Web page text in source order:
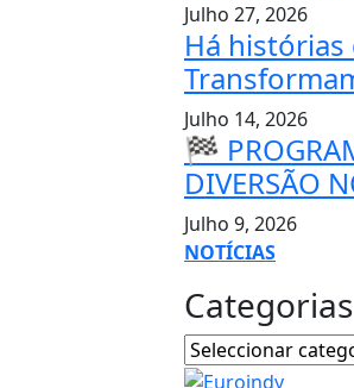
Julho 27, 2026
Há histórias
Julho 14, 2026
🏁
DIVERSÃO
Julho 9, 2026
NOTÍCIAS
Categorias